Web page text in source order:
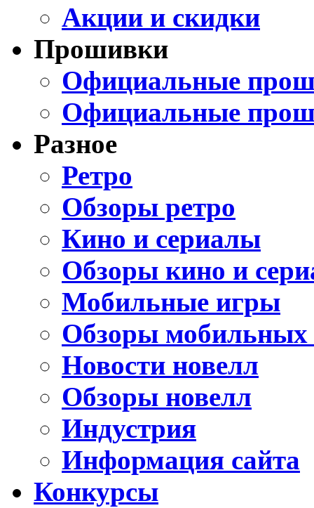
Акции и скидки
Прошивки
Официальные
Официальные
Разное
Ретро
Обзоры ретро
Кино и сериалы
Обзоры кино и
Мобильные игры
Обзоры мобильных
Новости новелл
Обзоры новелл
Индустрия
Информация сайта
Конкурсы